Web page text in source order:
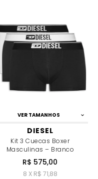
VER TAMANHOS
DIESEL
Kit 3 Cuecas Boxer
Masculinas – Branco
R$ 575,00
8 X R$ 71,88